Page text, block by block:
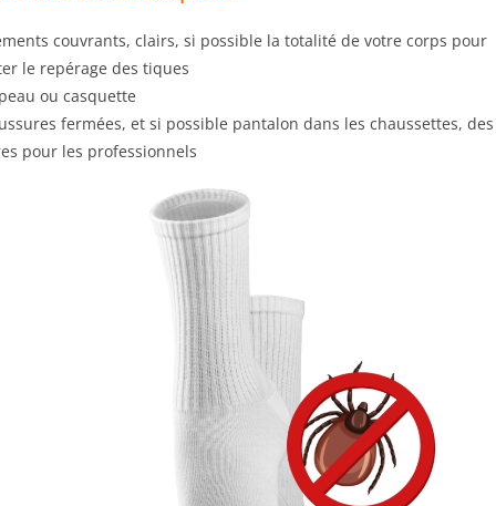
couvrants, clairs, si possible la totalité de votre corps pour
le repérage des tiques
ou casquette
fermées, et si possible pantalon dans les chaussettes, des
pour les professionnels